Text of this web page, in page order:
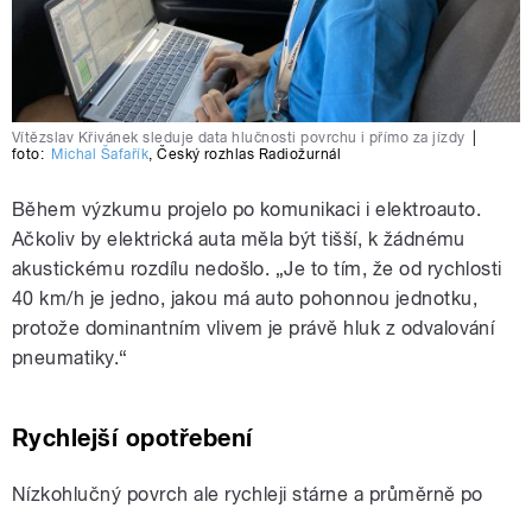
Vítězslav Křivánek sleduje data hlučnosti povrchu i přímo za jízdy
foto: Michal Šafařík,Český rozhlas Radiožurnál
Během výzkumu projelo po komunikaci i elektroauto.
Ačkoliv by elektrická auta měla být tišší, k žádnému
akustickému rozdílu nedošlo. „Je to tím, že od rychlosti
40 km/h je jedno, jakou má auto pohonnou jednotku,
protože dominantním vlivem je právě hluk z odvalování
pneumatiky.“
Rychlejší opotřebení
Nízkohlučný povrch ale rychleji stárne a průměrně po